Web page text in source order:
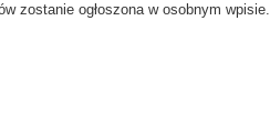
zostanie ogłoszona w osobnym wpisie.